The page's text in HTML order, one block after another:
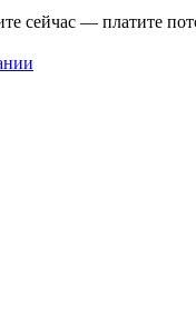
сейчас — платите